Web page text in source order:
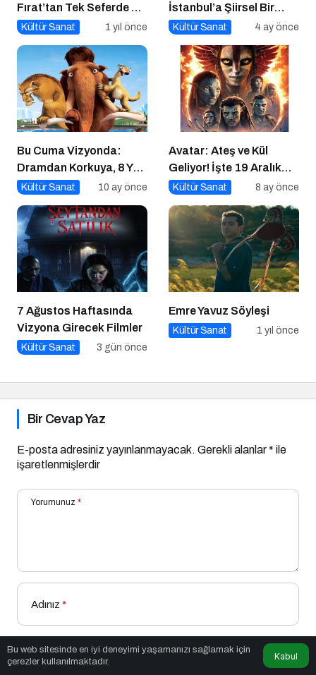
Fırat’tan Tek Seferde 7
Kitap Müjdesi
Kültür Sanat 1 yıl önce
İstanbul’a Şiirsel Bir
Geçiş
Kültür Sanat 4 ay önce
Bu Cuma Vizyonda:
Dramdan Korkuya, 8 Yeni
Film Sinemaseverlerle
Kültür Sanat 10 ay önce
Avatar: Ateş ve Kül
Geliyor! İşte 19 Aralık
Vizyon Filmleri
Kültür Sanat 8 ay önce
7 Ağustos Haftasında
Vizyona Girecek Filmler
Kültür Sanat 3 gün önce
Emre Yavuz Söyleşi
Kültür Sanat 1 yıl önce
Bir Cevap Yaz
E-posta adresiniz yayınlanmayacak. Gerekli alanlar* ile
işaretlenmişlerdir
Yorumunuz *
Adınız *
E-Posta*
Bu web sitesinde en iyi deneyimi yaşamanızı sağlamak için
çerezler kullanılmaktadır.
Kabul